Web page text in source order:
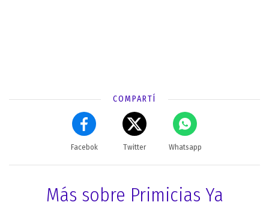
COMPARTÍ
Facebok Twitter Whatsapp
Más sobre Primicias Ya